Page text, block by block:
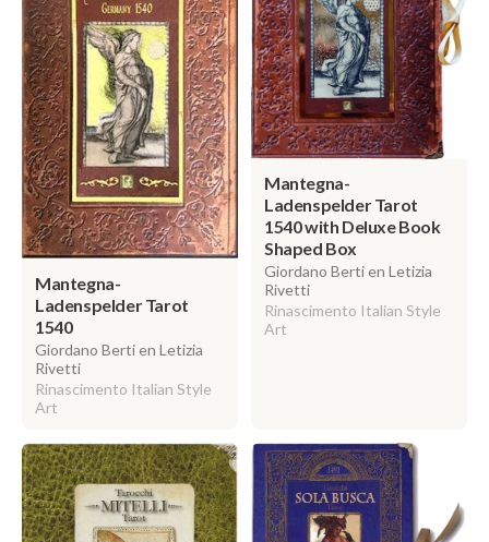
Mantegna-
Ladenspelder Tarot
1540
Giordano Berti en Letizia
Rivetti
Rinascimento Italian Style
Art
Mantegna-
Ladenspelder Tarot
1540 with Deluxe Book
Shaped Box
Giordano Berti en Letizia
Rivetti
Rinascimento Italian Style
Art